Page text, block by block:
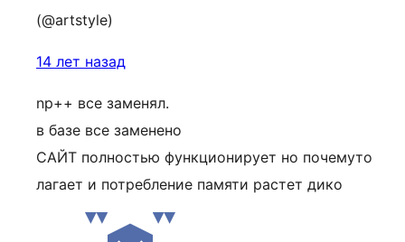
(@artstyle)
14 лет назад
np++ все заменял.
в базе все заменено
САЙТ полностью функционирует но почемуто
лагает и потребление памяти растет дико